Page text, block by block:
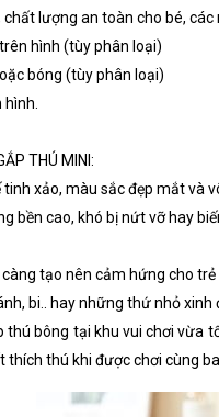
lượng an toàn cho bé,
hình (tùy phân loại)
bóng (tùy phân loại)
THÚ MINI:
xảo, màu sắc đẹp mắt và
bền cao, khó bị nứt vỡ hay
tạo nên cảm hứng cho
bi.. hay những thứ nhỏ xinh
bông tại khu vui chơi vừa
thích thú khi được chơi cùng